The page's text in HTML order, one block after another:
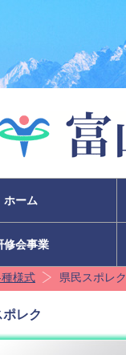
ホーム
修会事業
様式 県民スポレク
レク